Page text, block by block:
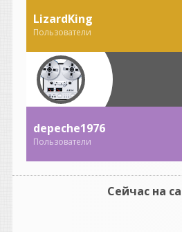
одной из самых
и долговечных библиотек
Nostalgia возвращается в
специальном юбилейном
издании, посвященном 20-
летию.
не согласна с этим
LizardKing
Пользователи
depeche1976
Пользователи
Сейчас на